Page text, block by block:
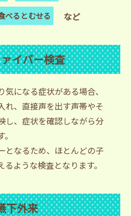
べるとむせる など
イバー検査
になる症状がある場合、
れ、直接声を出す声帯やそ
し、症状を確認しながら分
となるため、ほとんどの子
ような検査となります。
下外来